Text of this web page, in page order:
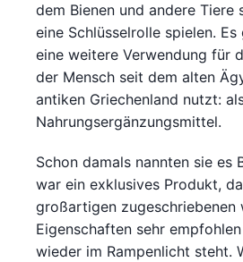
dem Bienen und andere Tiere
eine Schlüsselrolle spielen.
eine weitere Verwendung für
der Mensch seit dem alten
antiken Griechenland nutzt:
Nahrungsergänzungsmittel.
Schon damals nannten sie es
war ein exklusives Produkt,
großartigen zugeschriebenen
Eigenschaften sehr
wieder im Rampenlicht steht.